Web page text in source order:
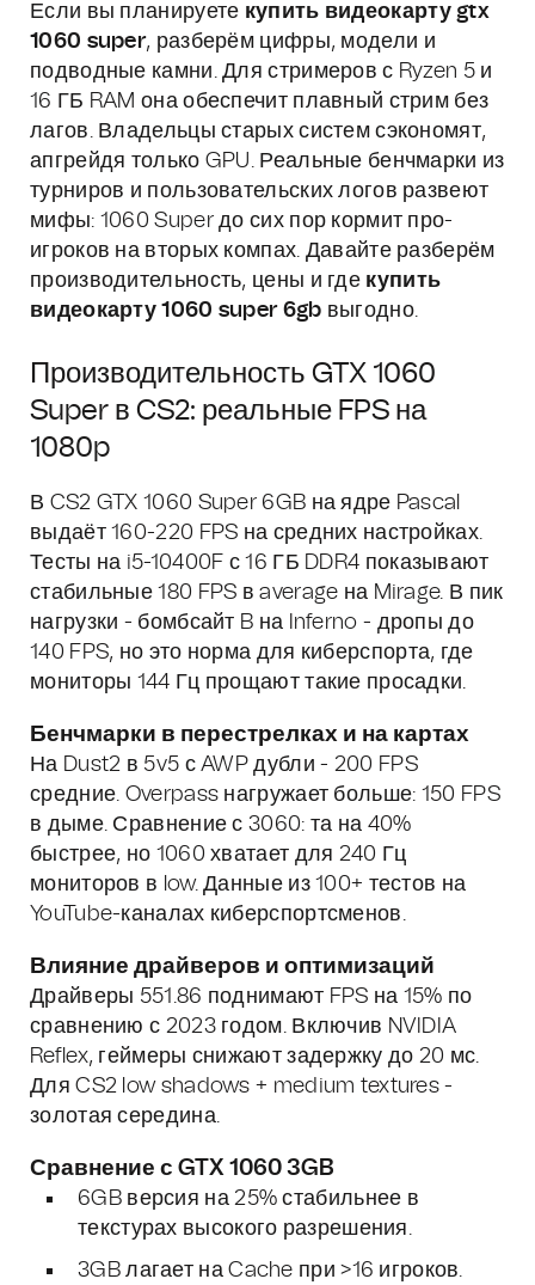
Если вы планируете купить видеокарту gtx
1060 super, разберём цифры, модели и
подводные камни. Для стримеров с Ryzen 5 и
16 ГБ RAM она обеспечит плавный стрим без
лагов. Владельцы старых систем сэкономят,
апгрейдя только GPU. Реальные бенчмарки из
турниров и пользовательских логов развеют
мифы: 1060 Super до сих пор кормит про-
игроков на вторых компах. Давайте разберём
производительность, цены и где купить
видеокарту 1060 super 6gb выгодно.
Производительность GTX 1060
Super в CS2: реальные FPS на
1080p
В CS2 GTX 1060 Super 6GB на ядре Pascal
выдаёт 160-220 FPS на средних настройках.
Тесты на i5-10400F с 16 ГБ DDR4 показывают
стабильные 180 FPS в average на Mirage. В пик
нагрузки - бомбсайт B на Inferno - дропы до
140 FPS, но это норма для киберспорта, где
мониторы 144 Гц прощают такие просадки.
Бенчмарки в перестрелках и на картах
На Dust2 в 5v5 с AWP дубли - 200 FPS
средние. Overpass нагружает больше: 150 FPS
в дыме. Сравнение с 3060: та на 40%
быстрее, но 1060 хватает для 240 Гц
мониторов в low. Данные из 100+ тестов на
YouTube-каналах киберспортсменов.
Влияние драйверов и оптимизаций
Драйверы 551.86 поднимают FPS на 15% по
сравнению с 2023 годом. Включив NVIDIA
Reflex, геймеры снижают задержку до 20 мс.
Для CS2 low shadows + medium textures -
золотая середина.
Сравнение с GTX 1060 3GB
6GB версия на 25% стабильнее в
текстурах высокого разрешения.
3GB лагает на Cache при >16 игроков.